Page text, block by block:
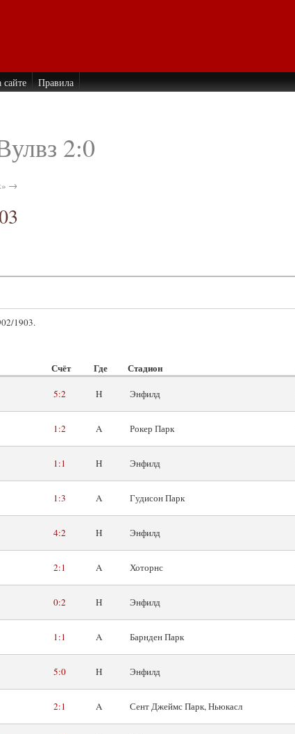
Правила
2:0
→
1903.
Счёт Где Стадион
5:2 H Энфилд
1:2 A Рокер Парк
1:1 H Энфилд
1:3 A Гудисон Парк
4:2 H Энфилд
2:1 A Хоторнс
0:2 H Энфилд
1:1 A Барнден Парк
5:0 H Энфилд
2:1 A Сент Джеймс Парк, Ньюкасл